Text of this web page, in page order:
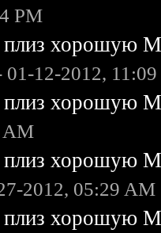
PM
хорошую
01-12-2012,
хорошую
AM
хорошую
2012, 05:29 AM
хорошую